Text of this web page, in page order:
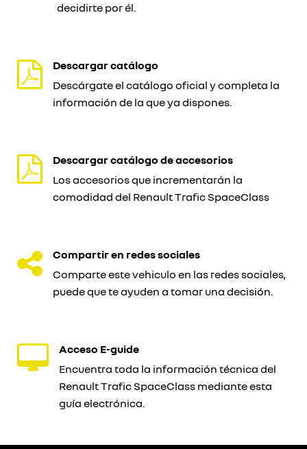
decidirte por él.
Descargar catálogo
Descárgate el catálogo oficial y completa la
información de la que ya dispones.
Descargar catálogo de accesorios
Los accesorios que incrementarán la
comodidad del Renault Trafic SpaceClass
Compartir en redes sociales
Comparte este vehiculo en las redes sociales,
puede que te ayuden a tomar una decisión.
Acceso E-guide
Encuentra toda la información técnica del
Renault Trafic SpaceClass mediante esta
guía electrónica.